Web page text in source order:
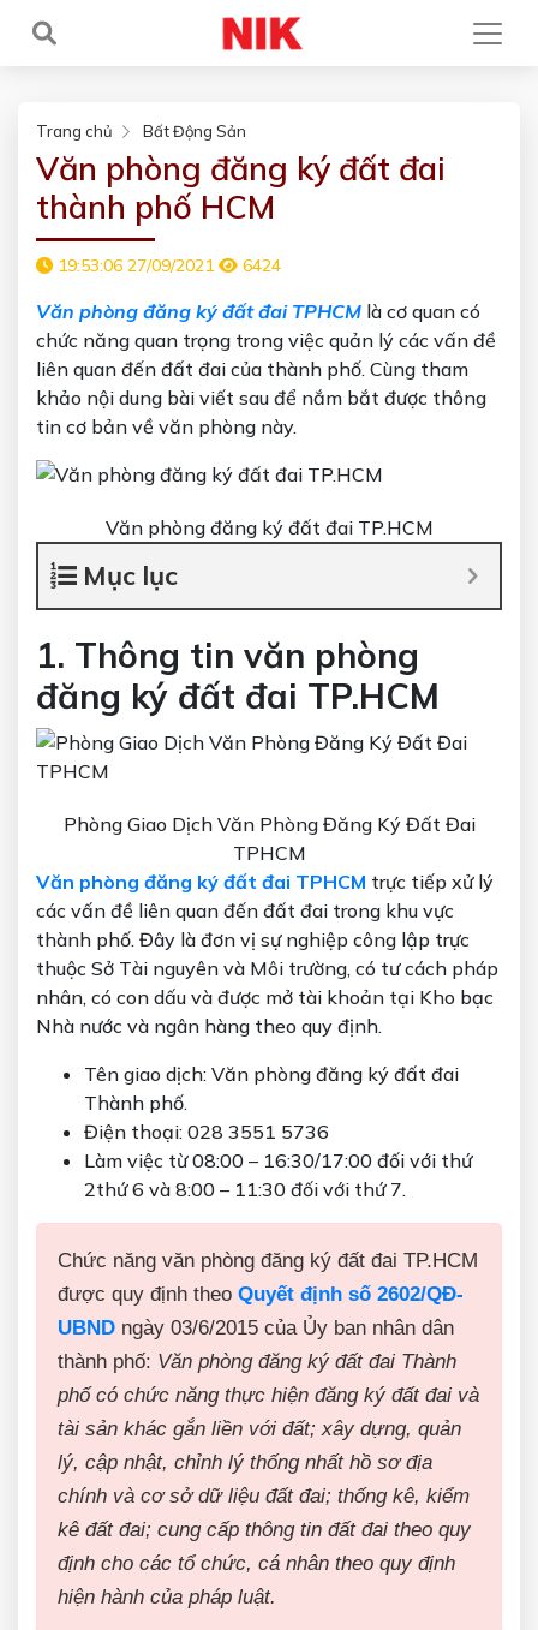
Trang chủ Bất Động Sản
Văn phòng đăng ký đất đai
thành phố HCM
19:53:06 27/09/2021 6424
Văn phòng đăng ký đất đai TPHCM là cơ quan có
chức năng quan trọng trong việc quản lý các vấn đề
liên quan đến đất đai của thành phố. Cùng tham
khảo nội dung bài viết sau để nắm bắt được thông
tin cơ bản về văn phòng này.
Văn phòng đăng ký đất đai TP.HCM
Mục lục
1. Thông tin văn phòng
đăng ký đất đai TP.HCM
Phòng Giao Dịch Văn Phòng Đăng Ký Đất Đai
TPHCM
Văn phòng đăng ký đất đai TPHCM trực tiếp xử lý
các vấn đề liên quan đến đất đai trong khu vực
thành phố. Đây là đơn vị sự nghiệp công lập trực
thuộc Sở Tài nguyên và Môi trường, có tư cách pháp
nhân, có con dấu và được mở tài khoản tại Kho bạc
Nhà nước và ngân hàng theo quy định.
Tên giao dịch: Văn phòng đăng ký đất đai
Thành phố.
Điện thoại: 028 3551 5736
Làm việc từ 08:00 – 16:30/17:00 đối với thứ
2thứ 6 và 8:00 – 11:30 đối với thứ 7.
Chức năng văn phòng đăng ký đất đai TP.HCM
được quy định theo Quyết định số 2602/QĐ-
UBND ngày 03/6/2015 của Ủy ban nhân dân
thành phố: Văn phòng đăng ký đất đai Thành
phố có chức năng thực hiện đăng ký đất đai và
tài sản khác gắn liền với đất; xây dựng, quản
lý, cập nhật, chỉnh lý thống nhất hồ sơ địa
chính và cơ sở dữ liệu đất đai; thống kê, kiểm
kê đất đai; cung cấp thông tin đất đai theo quy
định cho các tổ chức, cá nhân theo quy định
hiện hành của pháp luật.